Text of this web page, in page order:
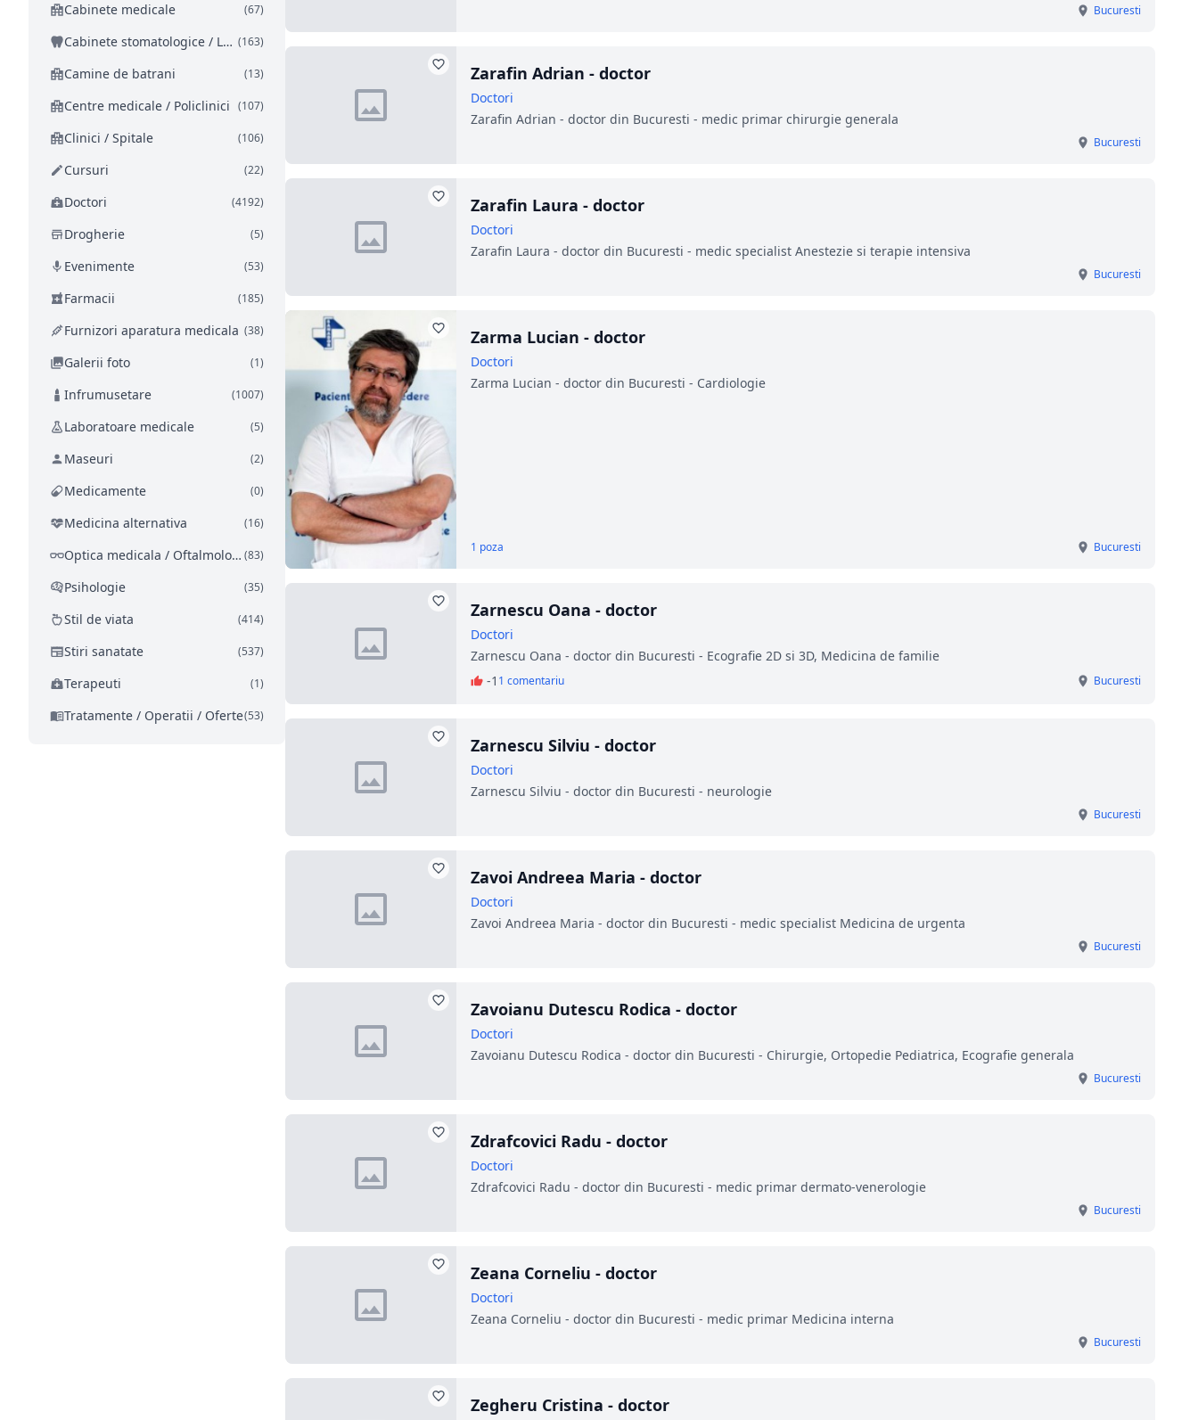
Cabinete medicale (67)
Cabinete stomatologice / Laboratoare dentare (163)
Camine de batrani (13)
Centre medicale / Policlinici (107)
Clinici / Spitale (106)
Cursuri (22)
Doctori (4192)
Drogherie (5)
Evenimente (53)
Farmacii (185)
Furnizori aparatura medicala (38)
Galerii foto (1)
Infrumusetare (1007)
Laboratoare medicale (5)
Maseuri (2)
Medicamente (0)
Medicina alternativa (16)
Optica medicala / Oftalmologie (83)
Psihologie (35)
Stil de viata (414)
Stiri sanatate (537)
Terapeuti (1)
Tratamente / Operatii / Oferte(53)
Bucuresti
Zarafin Adrian - doctor
Doctori
Zarafin Adrian - doctor din Bucuresti - medic primar chirurgie generala
Bucuresti
Zarafin Laura - doctor
Doctori
Zarafin Laura - doctor din Bucuresti - medic specialist Anestezie si terapie intensiva
Bucuresti
Zarma Lucian - doctor
Doctori
Zarma Lucian - doctor din Bucuresti - Cardiologie
1 poza Bucuresti
Zarnescu Oana - doctor
Doctori
Zarnescu Oana - doctor din Bucuresti - Ecografie 2D si 3D, Medicina de familie
-1 1 comentariu Bucuresti
Zarnescu Silviu - doctor
Doctori
Zarnescu Silviu - doctor din Bucuresti - neurologie
Bucuresti
Zavoi Andreea Maria - doctor
Doctori
Zavoi Andreea Maria - doctor din Bucuresti - medic specialist Medicina de urgenta
Bucuresti
Zavoianu Dutescu Rodica - doctor
Doctori
Zavoianu Dutescu Rodica - doctor din Bucuresti - Chirurgie, Ortopedie Pediatrica, Ecografie generala
Bucuresti
Zdrafcovici Radu - doctor
Doctori
Zdrafcovici Radu - doctor din Bucuresti - medic primar dermato-venerologie
Bucuresti
Zeana Corneliu - doctor
Doctori
Zeana Corneliu - doctor din Bucuresti - medic primar Medicina interna
Bucuresti
Zegheru Cristina - doctor